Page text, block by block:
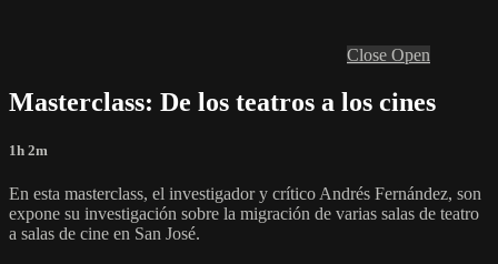
Close Open
Masterclass: De los teatros a los cines
1h 2m
En esta masterclass, el investigador y crítico Andrés Fernández, son
expone su investigación sobre la migración de varias salas de teatro
a salas de cine en San José.